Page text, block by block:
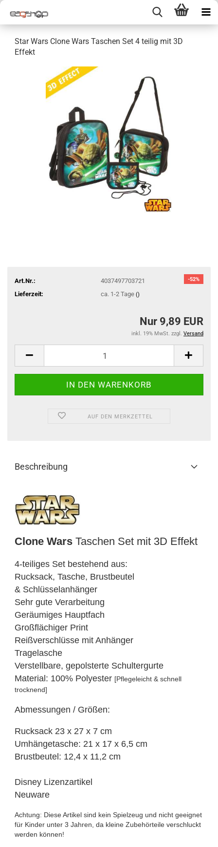
Star Wars Clone Wars Taschen Set 4 teilig mit 3D
Effekt
-52%
Art.Nr.:
4037497703721
Lieferzeit:
ca. 1-2 Tage ()
Nur 9,89 EUR
inkl. 19% MwSt. zzgl. Versand
AUF DEN MERKZETTEL
Beschreibung
Clone Wars Taschen Set mit 3D Effekt
4-teiliges Set bestehend aus:
Rucksack, Tasche, Brustbeutel
& Schlüsselanhänger
Sehr gute Verarbeitung
Geräumiges Hauptfach
Großflächiger Print
Reißverschlüsse mit Anhänger
Tragelasche
Verstellbare, gepolsterte Schultergurte
Material: 100% Polyester [Pflegeleicht & schnell
trocknend]
Abmessungen / Größen:
Rucksack 23 x 27 x 7 cm
Umhängetasche: 21 x 17 x 6,5 cm
Brustbeutel: 12,4 x 11,2 cm
Disney Lizenzartikel
Neuware
Achtung: Diese Artikel sind kein Spielzeug und nicht geeignet
für Kinder unter 3 Jahren, da kleine Zubehörteile verschluckt
werden können!